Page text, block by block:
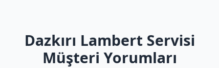
Dazkırı Lambert Servisi
Müşteri Yorumları